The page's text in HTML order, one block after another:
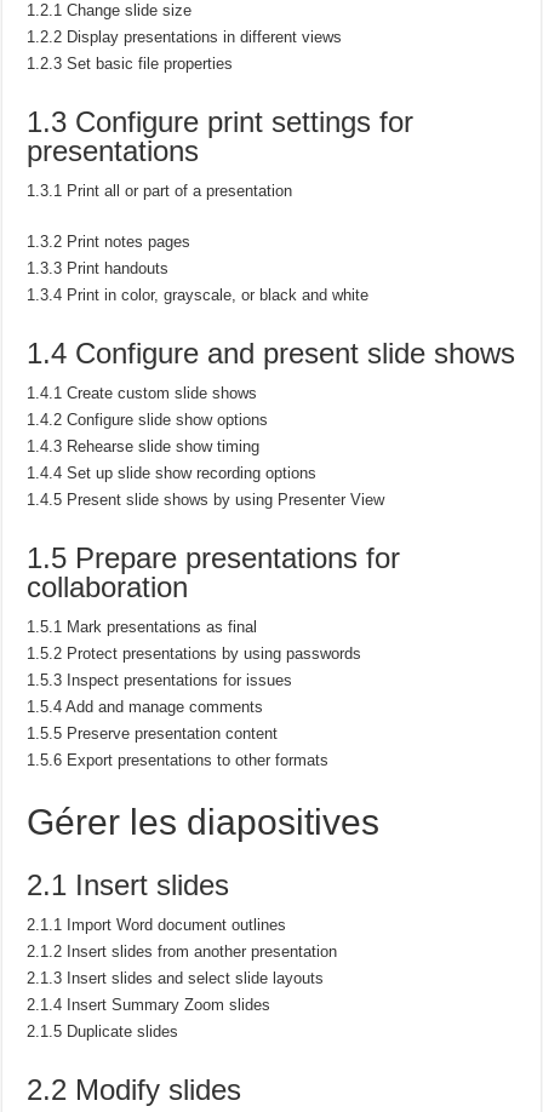
1.2.1 Change slide size
1.2.2 Display presentations in different views
1.2.3 Set basic file properties
1.3 Configure print settings for
presentations
1.3.1 Print all or part of a presentation
1.3.2 Print notes pages
1.3.3 Print handouts
1.3.4 Print in color, grayscale, or black and white
1.4 Configure and present slide shows
1.4.1 Create custom slide shows
1.4.2 Configure slide show options
1.4.3 Rehearse slide show timing
1.4.4 Set up slide show recording options
1.4.5 Present slide shows by using Presenter View
1.5 Prepare presentations for
collaboration
1.5.1 Mark presentations as final
1.5.2 Protect presentations by using passwords
1.5.3 Inspect presentations for issues
1.5.4 Add and manage comments
1.5.5 Preserve presentation content
1.5.6 Export presentations to other formats
Gérer les diapositives
2.1 Insert slides
2.1.1 Import Word document outlines
2.1.2 Insert slides from another presentation
2.1.3 Insert slides and select slide layouts
2.1.4 Insert Summary Zoom slides
2.1.5 Duplicate slides
2.2 Modify slides